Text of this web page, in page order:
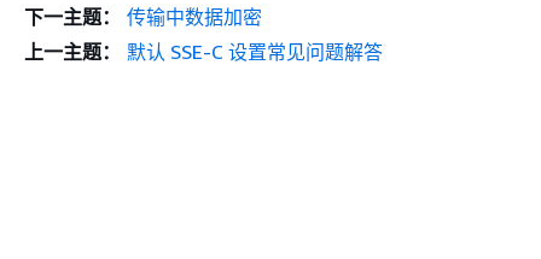
下一主题：
传输中数据加密
上一主题：
默认 SSE-C 设置常见问题解答